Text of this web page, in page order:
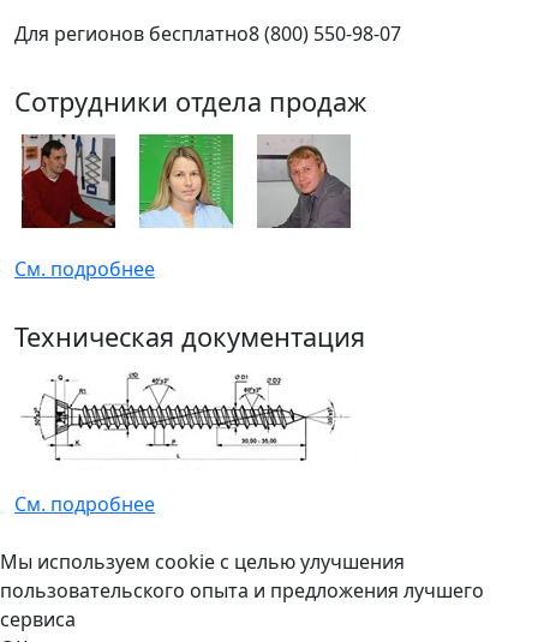
Для регионов бесплатно8 (800) 550-98-07
Сотрудники отдела продаж
См. подробнее
Техническая документация
См. подробнее
Мы используем cookie с целью улучшения
пользовательского опыта и предложения лучшего
сервиса